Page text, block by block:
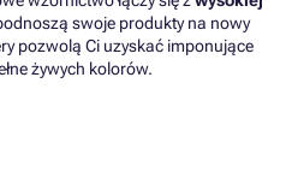
swoje produkty na nowy
pozwolą Ci uzyskać imponujące
żywych kolorów.